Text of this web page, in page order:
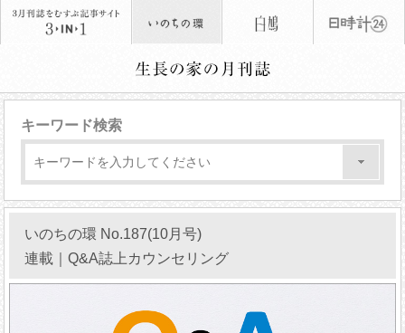
キーワード検索
いのちの環 No.187(10月号)
連載｜Q&A誌上カウンセリング